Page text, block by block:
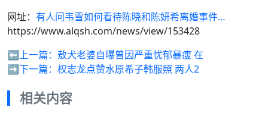
网址： 有人问韦雪如何看待陈晓和陈妍希离婚事件…
https://www.alqsh.com/news/view/153428
⬅️上一篇： 敖犬老婆自曝曾因严重忧郁暴瘦 在
➡️下一篇： 权志龙点赞水原希子韩服照 两人2
相关内容